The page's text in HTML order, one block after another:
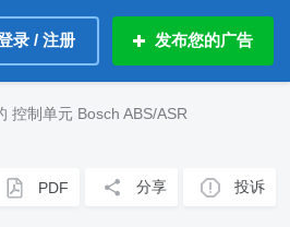
录 / 注册 发布您的广告
控制单元 Bosch ABS/ASR
PDF 分享 投诉